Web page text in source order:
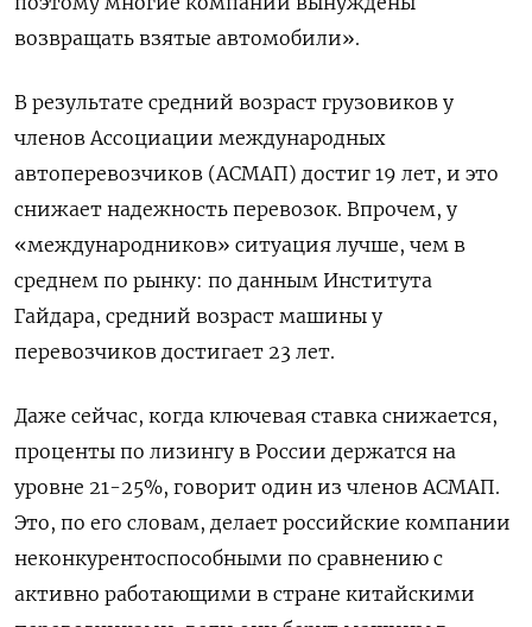
возвращать взятые автомобили».
В результате средний возраст грузовиков у
членов Ассоциации международных
автоперевозчиков (АСМАП) достиг 19 лет, и это
снижает надежность перевозок. Впрочем, у
«международников» ситуация лучше, чем в
среднем по рынку: по данным Института
Гайдара, средний возраст машины у
перевозчиков достигает 23 лет.
Даже сейчас, когда ключевая ставка снижается,
проценты по лизингу в России держатся на
уровне 21-25%, говорит один из членов АСМАП.
Это, по его словам, делает российские компании
неконкурентоспособными по сравнению с
активно работающими в стране китайскими